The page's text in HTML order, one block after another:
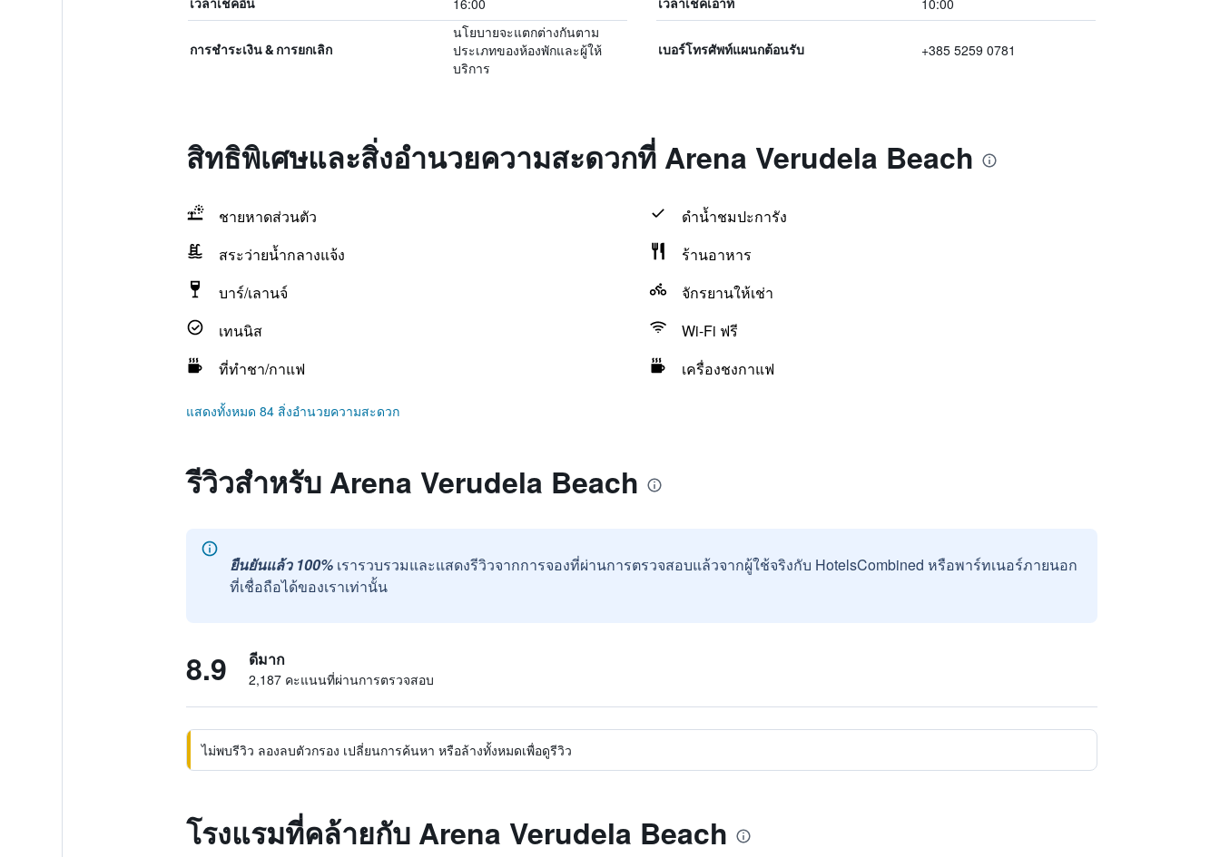
เวลาเช็คอิน 16:00 เวลาเช็คเอาท์ 10:00
การชำระเงิน & การยกเลิก
นโยบายจะแตกต่างกันตาม
ประเภทของห้องพักและผู้ให้
บริการ
เบอร์โทรศัพท์แผนกต้อนรับ +385 5259 0781
สิทธิพิเศษและสิ่งอำนวยความสะดวกที่ Arena Verudela Beach
ชายหาดส่วนตัว
ดำน้ำชมปะการัง
สระว่ายน้ำกลางแจ้ง
ร้านอาหาร
บาร์/เลานจ์
จักรยานให้เช่า
เทนนิส
Wi-Fi ฟรี
ที่ทำชา/กาแฟ
เครื่องชงกาแฟ
แสดงทั้งหมด 84 สิ่งอำนวยความสะดวก
รีวิวสำหรับ Arena Verudela Beach
ยืนยันแล้ว 100% เรารวบรวมและแสดงรีวิวจากการจองที่ผ่านการตรวจสอบแล้วจากผู้ใช้จริงกับ HotelsCombined หรือพาร์ทเนอร์ภายนอก
ที่เชื่อถือได้ของเราเท่านั้น
8.9 ดีมาก
2,187 คะแนนที่ผ่านการตรวจสอบ
ไม่พบรีวิว ลองลบตัวกรอง เปลี่ยนการค้นหา หรือล้างทั้งหมดเพื่อดูรีวิว
โรงแรมที่คล้ายกับ Arena Verudela Beach